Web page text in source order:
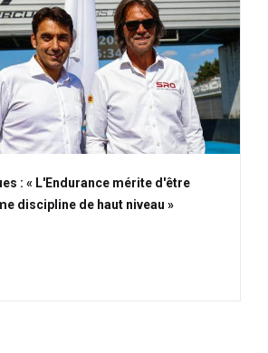
: « L'Endurance mérite d'être
discipline de haut niveau »